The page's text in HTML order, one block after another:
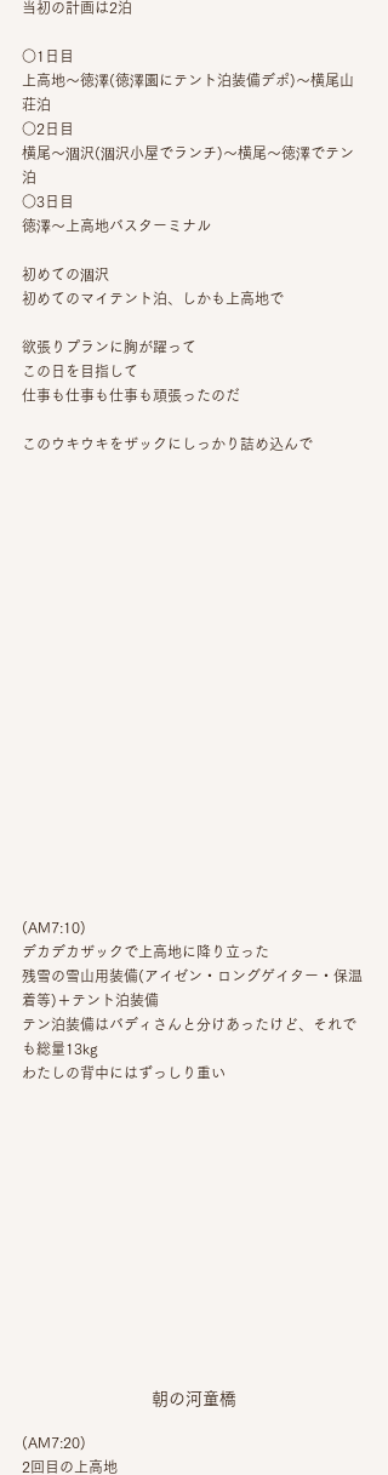
当初の計画は2泊
○1日目
上高地〜徳澤(徳澤園にテント泊装備デポ)〜横尾山
荘泊
○2日目
横尾〜涸沢(涸沢小屋でランチ)〜横尾〜徳澤でテン
泊
○3日目
徳澤〜上高地バスターミナル
初めての涸沢
初めてのマイテント泊、しかも上高地で
欲張りプランに胸が躍って
この日を目指して
仕事も仕事も仕事も頑張ったのだ
このウキウキをザックにしっかり詰め込んで
(AM7:10)
デカデカザックで上高地に降り立った
残雪の雪山用装備(アイゼン・ロングゲイター・保温
着等)＋テント泊装備
テン泊装備はバディさんと分けあったけど、それで
も総量13kg
わたしの背中にはずっしり重い
朝の河童橋
(AM7:20)
2回目の上高地